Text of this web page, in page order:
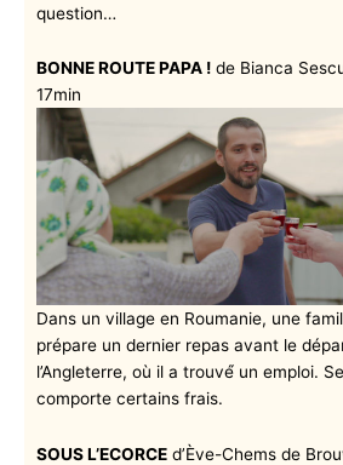
question…
BONNE ROUTE PAPA ! de Bianca
17min
Dans un village en Roumanie, une
prépare un dernier repas avant le
l’Angleterre, où il a trouvé́ un emploi.
comporte certains frais.
SOUS L’ECORCE d’Ève-Chems de